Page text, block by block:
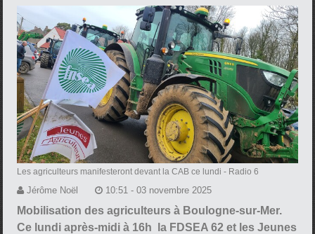
Les agriculteurs manifesteront devant la CAB ce lundi - Radio 6
Jérôme Noël 10:51 - 03 novembre 2025
Mobilisation des agriculteurs à Boulogne-sur-Mer.
Ce lundi après-midi à 16h la FDSEA 62 et les Jeunes